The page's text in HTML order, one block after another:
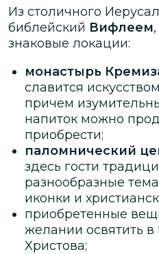
Из столичного
библейский Вифлеем
знаковые локации:
монастырь
славится
причем
напиток можно
приобрести;
паломнический
здесь гости
разнообразные
иконки и
приобретенные
желании освятить
Христова;